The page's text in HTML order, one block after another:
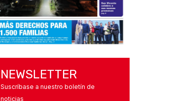
NEWSLETTER
Suscríbase a nuestro boletín de
noticias